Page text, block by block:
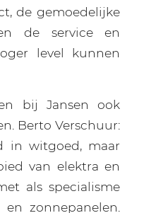
de gemoedelijke
de service en
level kunnen
bij Jansen ook
Berto Verschuur:
in witgoed, maar
van elektra en
als specialisme
en zonnepanelen.